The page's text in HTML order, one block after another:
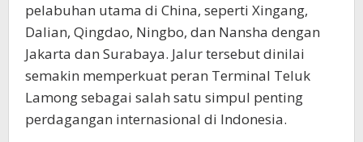
pelabuhan utama di China, seperti Xingang,
Dalian, Qingdao, Ningbo, dan Nansha dengan
Jakarta dan Surabaya. Jalur tersebut dinilai
semakin memperkuat peran Terminal Teluk
Lamong sebagai salah satu simpul penting
perdagangan internasional di Indonesia.